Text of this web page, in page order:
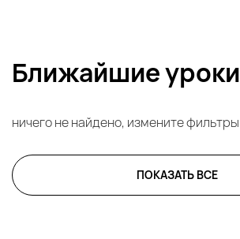
Ближайшие уроки
ничего не найдено, измените фильтры
ПОКАЗАТЬ ВСЕ